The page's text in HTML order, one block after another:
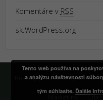
Komentáre v RSS
sk.WordPress.org
Proudly powered by
Marketing
Tento web používa na
a analýzu návštevnosti
tým súhlasíte. Ďalšie